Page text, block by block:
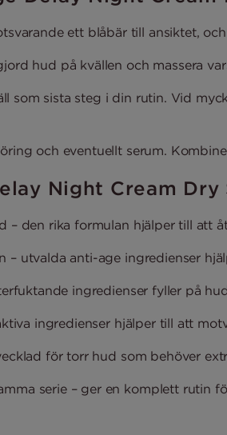
ett blåbär till ansiktet,
hud på kvällen och massera
som sista steg i din rutin. Vid
och eventuellt serum.
Night Cream Dry
– den rika formulan hjälper till att
– utvalda anti-age ingredienser
ingredienser fyller på
ingredienser hjälper till att
för torr hud som behöver
serie – ger en komplett rutin